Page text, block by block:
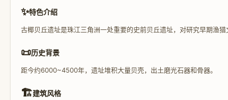
✨特色介绍
古椰贝丘遗址是珠江三角洲一处重要的史前贝丘遗址，对研究早期渔猎
📜历史背景
距今约6000~4500年，遗址堆积大量贝壳，出土磨光石器和骨器。
🏗️建筑风格